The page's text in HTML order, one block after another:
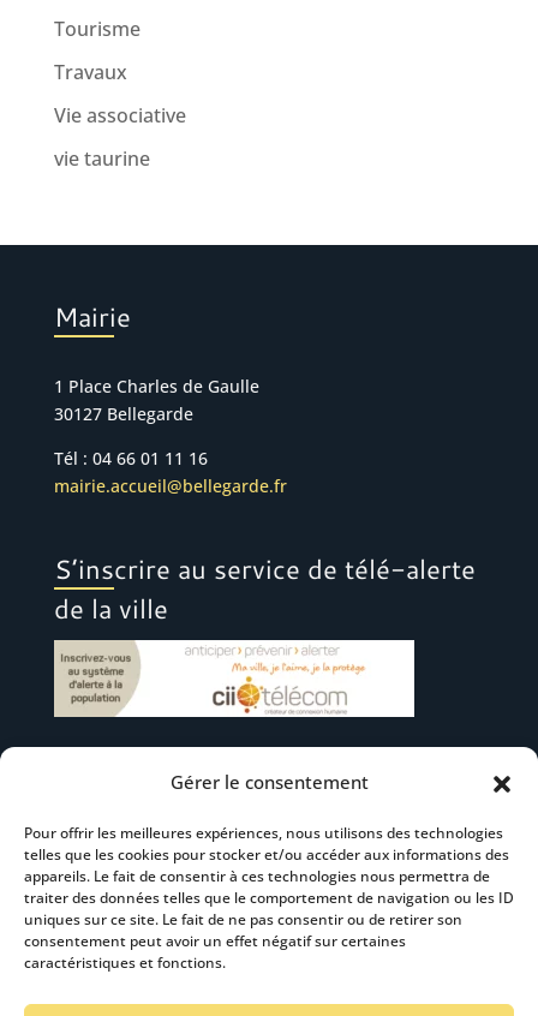
Gérer le consentement
Pour offrir les meilleures expériences, nous utilisons des technologies
telles que les cookies pour stocker et/ou accéder aux informations des
appareils. Le fait de consentir à ces technologies nous permettra de
traiter des données telles que le comportement de navigation ou les ID
uniques sur ce site. Le fait de ne pas consentir ou de retirer son
consentement peut avoir un effet négatif sur certaines
caractéristiques et fonctions.
Tourisme
Travaux
Vie associative
vie taurine
Mairie
1 Place Charles de Gaulle
30127 Bellegarde
Tél : 04 66 01 11 16
mairie.accueil@bellegarde.fr
S’inscrire au service de télé-alerte
de la ville
Suivez-nous
S’abonner à la newsletter